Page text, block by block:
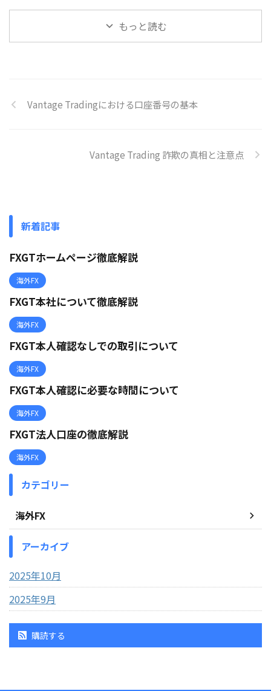
もっと読む
Vantage Tradingにおける口座番号の基本
Vantage Trading 詐欺の真相と注意点
新着記事
FXGTホームページ徹底解説
海外FX
FXGT本社について徹底解説
海外FX
FXGT本人確認なしでの取引について
海外FX
FXGT本人確認に必要な時間について
海外FX
FXGT法人口座の徹底解説
海外FX
カテゴリー
海外FX
アーカイブ
2025年10月
2025年9月
購読する